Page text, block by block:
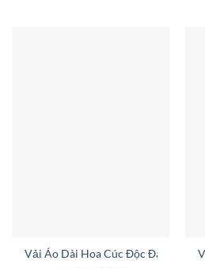
Vải Áo Dài Hoa Cúc Độc Đáo AD